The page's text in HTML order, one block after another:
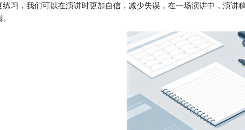
习，我们可以在演讲时更加自信，减少失误，在一场演讲中，演